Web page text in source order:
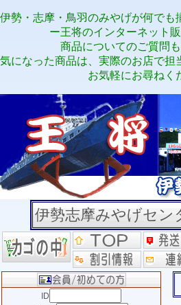
伊勢・志摩・鳥羽のみやげが何でも
ー王将のインターネット
商品についてのご質問も
気になった商品は、実際のお店で担
お気軽にお尋ねく
伊勢志摩みやげセ
ID